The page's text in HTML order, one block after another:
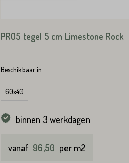
PRO5 tegel 5 cm Limestone Rock
Beschikbaar in
60x40
binnen 3 werkdagen
vanaf 96,50 per m2